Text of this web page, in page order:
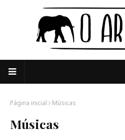
Página inicial Músicas
Músicas